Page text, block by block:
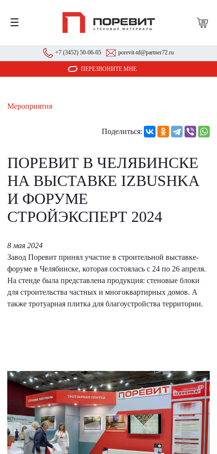
☰
+7 (3452) 50-06-05 porevit-td@partner72.ru
ПЕРЕЗВОНИТЕ МНЕ
Мероприятия
Поделиться:
ПОРЕВИТ В ЧЕЛЯБИНСКЕ
НА ВЫСТАВКЕ IZBUSHKA
И ФОРУМЕ
СТРОЙЭКСПЕРТ 2024
8 мая 2024
Завод Поревит принял участие в строительной выставке-
форуме в Челябинске, которая состоялась с 24 по 26 апреля.
На стенде была представлена продукция: стеновые блоки
для строительства частных и многоквартирных домов. А
также тротуарная плитка для благоустройства территории.